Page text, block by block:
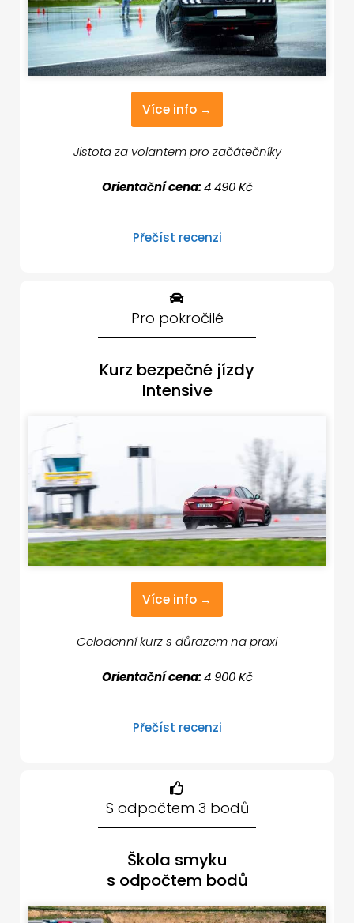
Více info →
Jistota za volantem pro začátečníky
Orientační cena:4 490 Kč
Přečíst recenzi
Pro pokročilé
Kurz bezpečné jízdy
Intensive
Více info →
Celodenní kurz s důrazem na praxi
Orientační cena:4 900 Kč
Přečíst recenzi
S odpočtem 3 bodů
Škola smyku
s odpočtem bodů